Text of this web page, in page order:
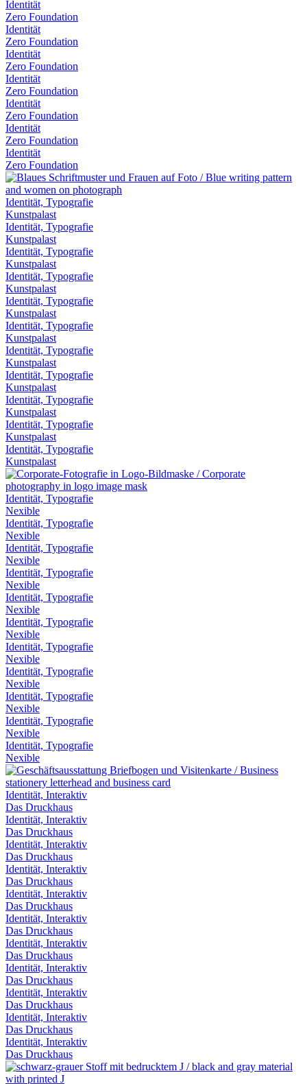
Identität
Zero Foundation
Identität
Zero Foundation
Identität
Zero Foundation
Identität
Zero Foundation
Identität
Zero Foundation
Identität
Zero Foundation
Identität
Zero Foundation
Identität, Typografie
Kunstpalast
Identität, Typografie
Kunstpalast
Identität, Typografie
Kunstpalast
Identität, Typografie
Kunstpalast
Identität, Typografie
Kunstpalast
Identität, Typografie
Kunstpalast
Identität, Typografie
Kunstpalast
Identität, Typografie
Kunstpalast
Identität, Typografie
Kunstpalast
Identität, Typografie
Kunstpalast
Identität, Typografie
Kunstpalast
Identität, Typografie
Nexible
Identität, Typografie
Nexible
Identität, Typografie
Nexible
Identität, Typografie
Nexible
Identität, Typografie
Nexible
Identität, Typografie
Nexible
Identität, Typografie
Nexible
Identität, Typografie
Nexible
Identität, Typografie
Nexible
Identität, Typografie
Nexible
Identität, Typografie
Nexible
Identität, Interaktiv
Das Druckhaus
Identität, Interaktiv
Das Druckhaus
Identität, Interaktiv
Das Druckhaus
Identität, Interaktiv
Das Druckhaus
Identität, Interaktiv
Das Druckhaus
Identität, Interaktiv
Das Druckhaus
Identität, Interaktiv
Das Druckhaus
Identität, Interaktiv
Das Druckhaus
Identität, Interaktiv
Das Druckhaus
Identität, Interaktiv
Das Druckhaus
Identität, Interaktiv
Das Druckhaus